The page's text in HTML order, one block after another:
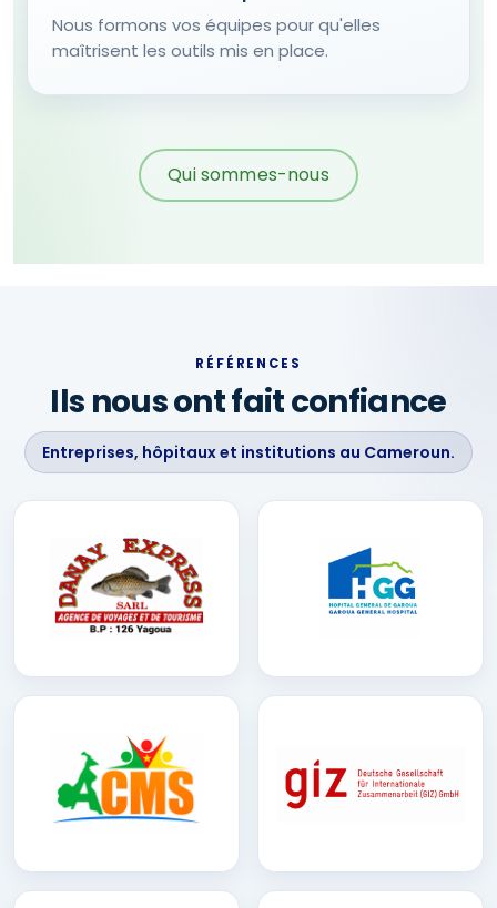
Nous formons vos équipes pour qu'elles
maîtrisent les outils mis en place.
Qui sommes-nous
RÉFÉRENCES
Ils nous ont fait confiance
Entreprises, hôpitaux et institutions au Cameroun.